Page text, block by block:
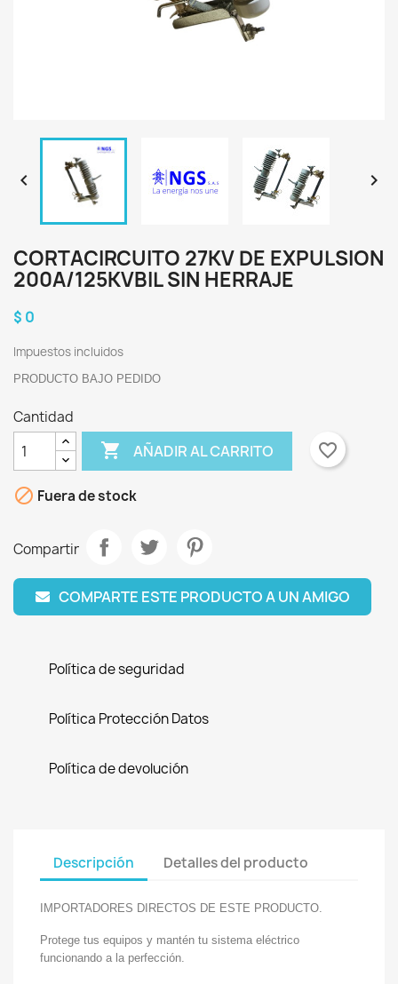
 
CORTACIRCUITO 27KV DE EXPULSION
200A/125KVBIL SIN HERRAJE
$ 0
Impuestos incluidos
PRODUCTO BAJO PEDIDO
Cantidad
 AÑADIR AL CARRITO favorite_border
 Fuera de stock
Compartir
COMPARTE ESTE PRODUCTO A UN AMIGO
Política de seguridad
Política Protección Datos
Política de devolución
Descripción Detalles del producto
IMPORTADORES DIRECTOS DE ESTE PRODUCTO.
Protege tus equipos y mantén tu sistema eléctrico
funcionando a la perfección.